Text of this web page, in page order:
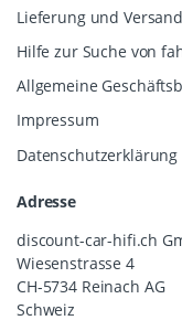
Lieferung und
Hilfe zur Suche von
Allgemeine
Impressum
Datenschutzerklärung
Adresse
discount-car-hifi.ch
Wiesenstrasse 4
CH-5734 Reinach AG
Schweiz